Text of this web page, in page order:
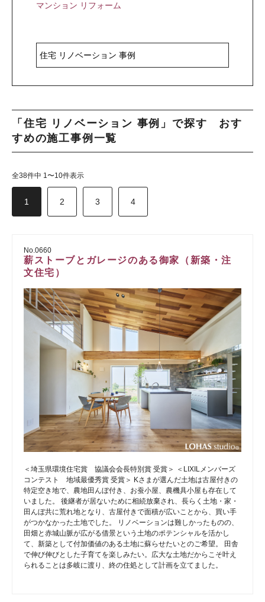
マンション リフォーム
「住宅 リノベーション 事例」で探す おす
すめの施工事例一覧
全38件中 1〜10件表示
1 2 3 4
No.0660
薪ストーブとガレージのある御家（新築・注
文住宅）
＜埼玉県環境住宅賞 協議会会長特別賞 受賞＞ ＜LIXILメンバーズ
コンテスト 地域最優秀賞 受賞＞ Kさまが選んだ土地は古屋付きの
特定空き地で、農地田んぼ付き、お蚕小屋、農機具小屋も存在して
いました。 後継者が居ないために相続放棄され、長らく土地・家・
田んぼ共に荒れ地となり、古屋付きで面積が広いことから、買い手
がつかなかった土地でした。 リノベーションは難しかったものの、
田畑と赤城山脈が広がる借景という土地のポテンシャルを活かし
て、新築として付加価値のある土地に蘇らせたいとのご希望。 田舎
で伸び伸びとした子育てを楽しみたい。広大な土地だからこそ叶え
られることは多岐に渡り、終の住処として計画を立てました。